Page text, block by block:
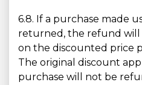
6.8. If a purchase made
returned, the refund will
on the discounted price
The original discount
purchase will not be